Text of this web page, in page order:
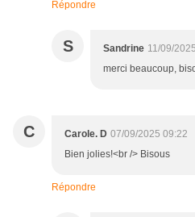
Répondre
S Sandrine 11/09/
merci beaucoup,
C Carole. D 07/09/2025 09:22
Bien jolies!<br /> Bisous
Répondre